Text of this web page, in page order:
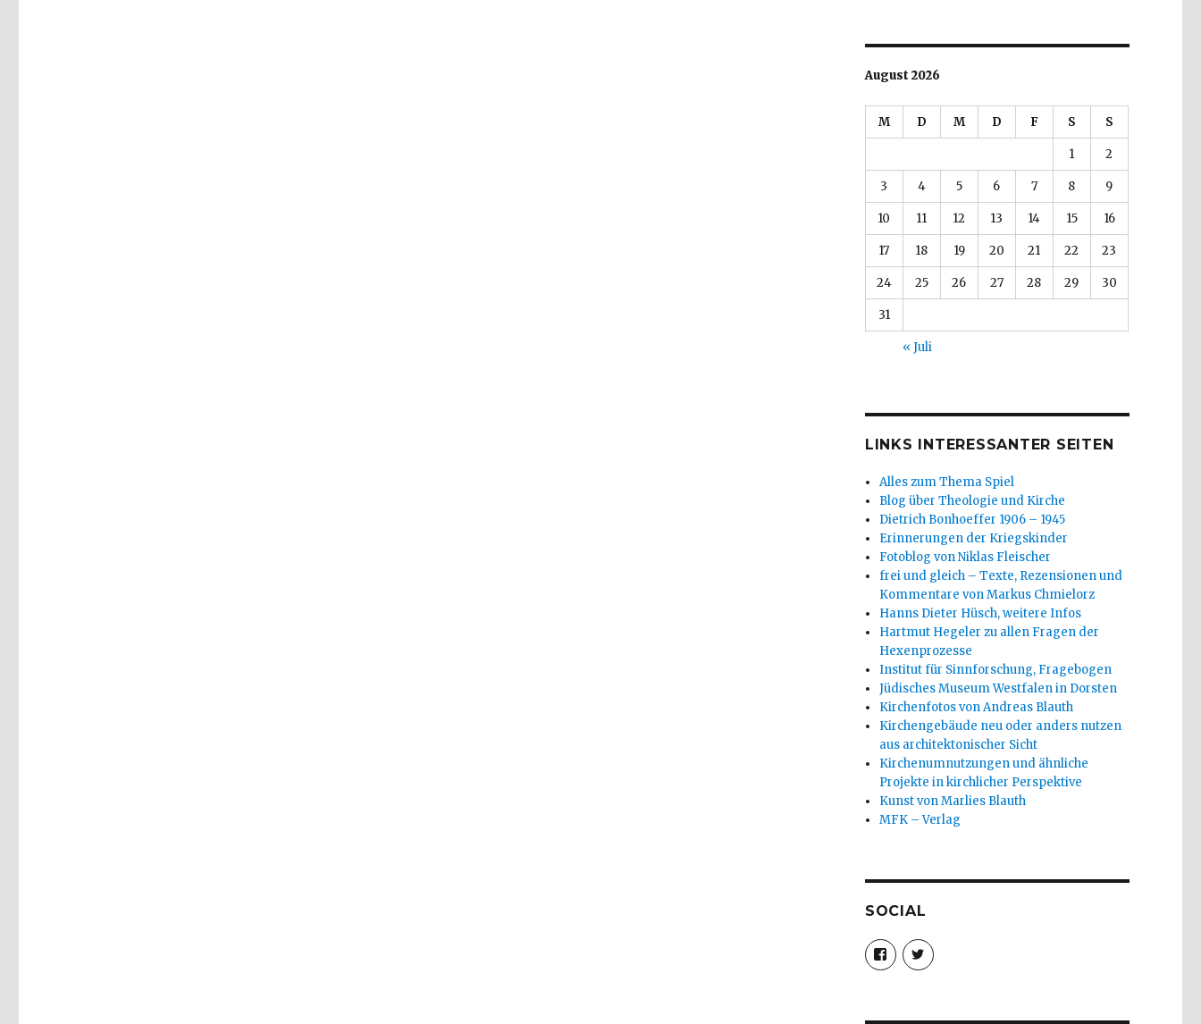
August 2026
M D M D F S S
1 2
3 4 5 6 7 8 9
10 11 12 13 14 15 16
17 18 19 20 21 22 23
24 25 26 27 28 29 30
31
« Juli
LINKS INTERESSANTER SEITEN
Alles zum Thema Spiel
Blog über Theologie und Kirche
Dietrich Bonhoeffer 1906 – 1945
Erinnerungen der Kriegskinder
Fotoblog von Niklas Fleischer
frei und gleich – Texte, Rezensionen und
Kommentare von Markus Chmielorz
Hanns Dieter Hüsch, weitere Infos
Hartmut Hegeler zu allen Fragen der
Hexenprozesse
Institut für Sinnforschung, Fragebogen
Jüdisches Museum Westfalen in Dorsten
Kirchenfotos von Andreas Blauth
Kirchengebäude neu oder anders nutzen
aus architektonischer Sicht
Kirchenumnutzungen und ähnliche
Projekte in kirchlicher Perspektive
Kunst von Marlies Blauth
MFK – Verlag
SOCIAL
Profil
von
christoph.fleischer1
anzeigen
Profil
von
anzeigen